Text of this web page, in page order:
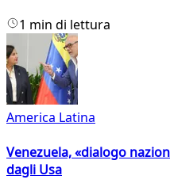
1 min di lettura
America Latina
Venezuela, «dialogo
dagli Usa